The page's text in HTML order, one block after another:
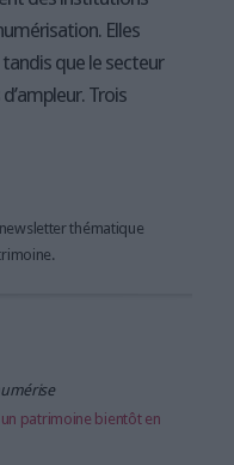
Elles
que le secteur
Trois
newsletter thématique
un patrimoine bientôt en